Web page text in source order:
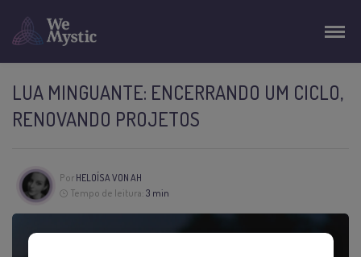
LUA MINGUANTE: ENCERRANDO UM CICLO,
RENOVANDO PROJETOS
Por HELOÍSA VON AH
Tempo de leitura: 3 min